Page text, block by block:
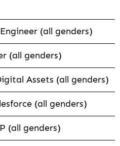
(all genders)
(all genders)
Assets (all genders)
(all genders)
(all genders)